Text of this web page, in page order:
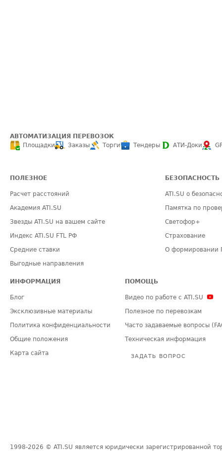
АВТОМАТИЗАЦИЯ ПЕРЕВОЗОК
Площадки
Заказы Торги Тендеры АТИ-Доки
ПОЛЕЗНОЕ
Расчет расстояний
Академия ATI.SU
Звезды ATI.SU на вашем сайте
Индекс ATI.SU FTL РФ
Средние ставки
Выгодные направления
БЕЗОПАСНОСТЬ
ATI.SU о
Памятка по
Светофор+
Страхование
О формировании
ИНФОРМАЦИЯ
Блог
Эксклюзивные материалы
Политика конфиденциальности
Общие положения
Карта сайта
ПОМОЩЬ
Видео по работе с ATI.SU
Полезное по перевозкам
Часто задаваемые вопросы
Техническая информация
ЗАДАТЬ ВОПРОС
1998-2026 © ATI.SU является юридически зарегистрированной